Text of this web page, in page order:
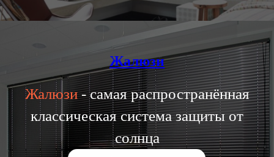
Жалюзи
Жалюзи- самая распространённая
классическая система защиты от
солнца